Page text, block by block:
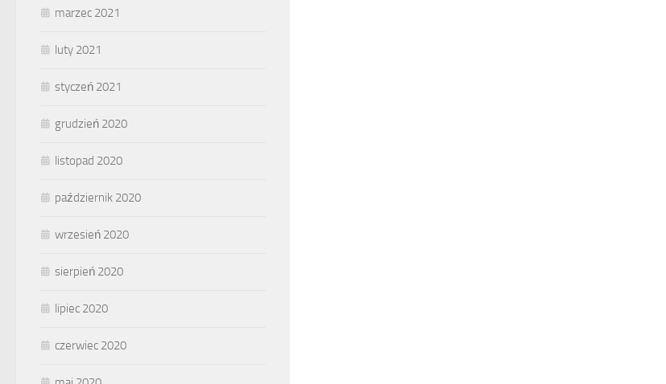
marzec 2021
luty 2021
styczeń 2021
grudzień 2020
listopad 2020
październik 2020
wrzesień 2020
sierpień 2020
lipiec 2020
czerwiec 2020